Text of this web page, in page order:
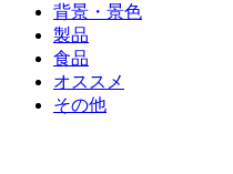
背景・景色
製品
食品
オススメ
その他